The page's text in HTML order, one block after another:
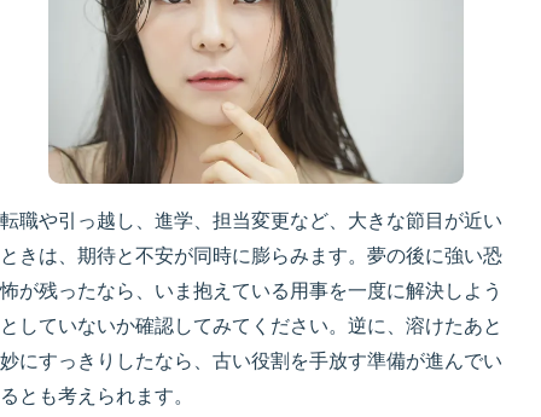
転職や引っ越し、進学、担当変更など、大きな節目が近い
ときは、期待と不安が同時に膨らみます。夢の後に強い恐
怖が残ったなら、いま抱えている用事を一度に解決しよう
としていないか確認してみてください。逆に、溶けたあと
妙にすっきりしたなら、古い役割を手放す準備が進んでい
るとも考えられます。